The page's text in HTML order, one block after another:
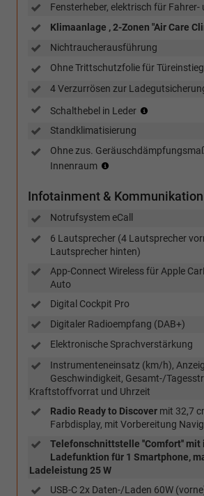
Fensterheber, elektrisch für
Klimaanlage , 2-Zonen "Air Care
Nichtraucherausführung
Ohne Trittschutzfolie für Türeinstieg
4 Verzurrösen zur
Schalthebel in Leder
Standklimatisierung
Ohne zus.
Innenraum
Verbindung
mit
TSI
eHybrid)
Infotainment & Kommunikation
Notrufsystem eCall
6 Lautsprecher (4 Lautsprecher
Lautsprecher hinten)
App-Connect Wireless für Apple
Auto
Digital Cockpit Pro
Digitaler Radioempfang (DAB+)
Elektronische Sprachverstärkung
Instrumenteneinsatz (km/h),
Geschwindigkeit, Gesamt-/
Kraftstoffvorrat und Uhrzeit
Radio Ready to Discover mit 32,7
Farbdisplay, mit Vorbereitung
Telefonschnittstelle ''Comfort'' mit
Ladefunktion für 1 Smartphone,
Ladeleistung 25 W
USB-C 2x Daten-/Laden 60W